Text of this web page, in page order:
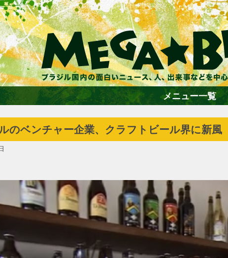
ホーム
エンターテイメント
グルメ
トラベル
メニュー一覧
のベンチャー企業、クラフトビール界に新風